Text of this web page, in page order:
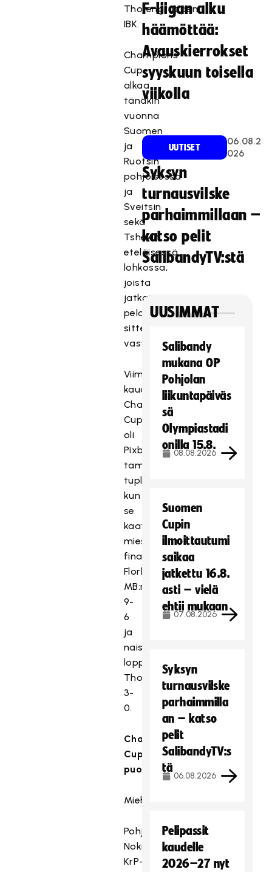
Thorengruppen
IBK.
Champions
Cup
alkaa
tänäkin
vuonna
Suomen
ja
Ruotsin
pohjoisessa
ja
Sveitsin
sekä
Tshekin
eteläisessä
lohkossa,
joista
jatkajat
pelaavat
sitten
vastakkain.
Viime
kauden
Champions
Cup
oli
Pixbon
tammikuista
tuplajuhlaa,
kun
se
kaatoi
miesten
finaalissa
Florbal
MB:n
9-
6
ja
naisten
loppuottelussa
Thorengruppenin
3-
0.
Champions
Cupin
puolivälieräparit:
Miehet
Pohjoinen
Nokian
KrP–
F-liigan alku
häämöttää:
Avauskierrokset
syyskuun toisella
viikolla
UUTISET
06.08.2
026
Syksyn
turnausvilske
parhaimmillaan –
katso pelit
SalibandyTV:stä
UUSIMMAT
Salibandy
mukana OP
Pohjolan
liikuntapäiväs
sä
Olympiastadi
onilla 15.8.
08.08.2026
Suomen
Cupin
ilmoittautumi
saikaa
jatkettu 16.8.
asti – vielä
ehtii mukaan
07.08.2026
Syksyn
turnausvilske
parhaimmilla
an – katso
pelit
SalibandyTV:s
tä
06.08.2026
Pelipassit
kaudelle
2026–27 nyt